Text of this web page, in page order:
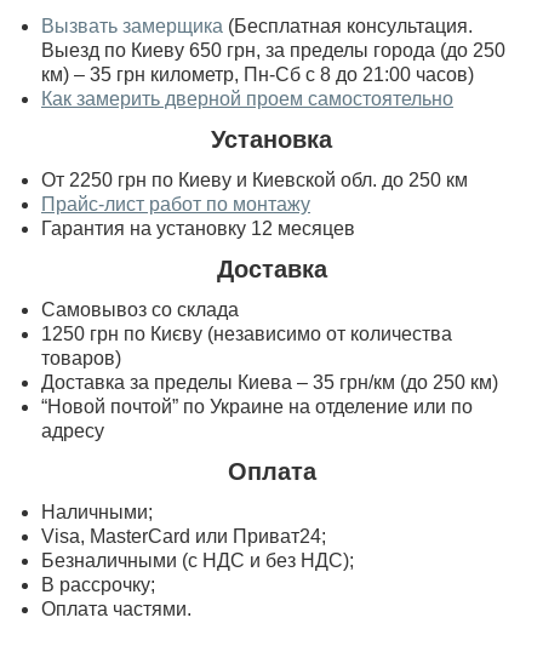
Вызвать замерщика (Бесплатная консультация.
Выезд по Киеву 650 грн, за пределы города (до 250
км) – 35 грн километр, Пн-Сб с 8 до 21:00 часов)
Как замерить дверной проем самостоятельно
Установка
От 2250 грн по Киеву и Киевской обл. до 250 км
Прайс-лист работ по монтажу
Гарантия на установку 12 месяцев
Доставка
Самовывоз со склада
1250 грн по Києву (независимо от количества
товаров)
Доставка за пределы Киева – 35 грн/км (до 250 км)
“Новой почтой” по Украине на отделение или по
адресу
Оплата
Наличными;
Visa, MasterСard или Приват24;
Безналичными (с НДС и без НДС);
В рассрочку;
Оплата частями.